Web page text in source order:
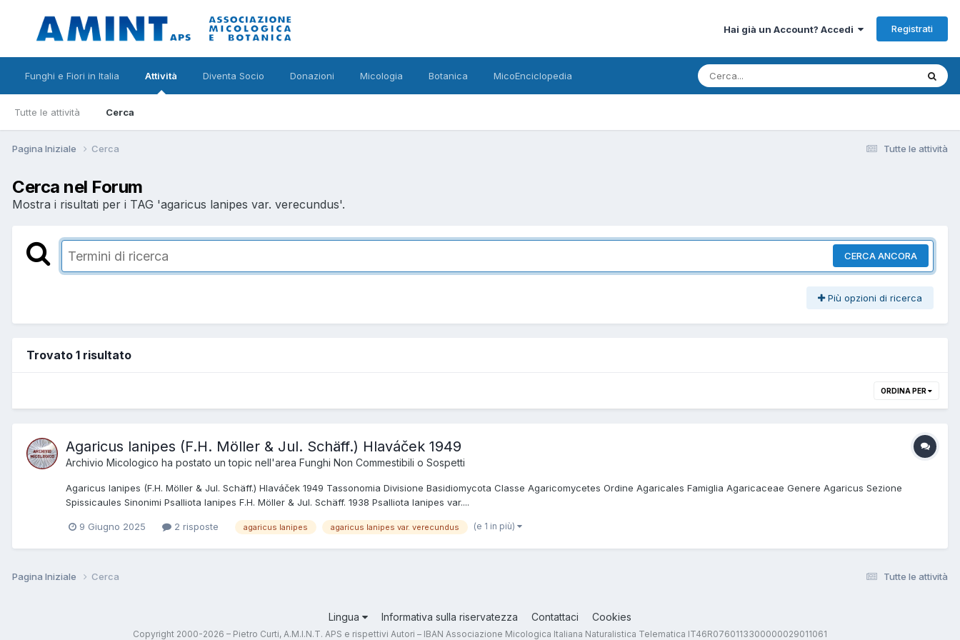
Hai già un Account? Accedi Registrati
Funghi e Fiori in Italia Attività
Tutte le attività Cerca
Diventa Socio Donazioni Micologia Botanica MicoEnciclopedia
Tutte le attività
Pagina Iniziale Cerca
Cerca nel Forum
Mostra i risultati per i TAG 'agaricus lanipes var. verecundus'.
CERCA ANCORA
Più opzioni di ricerca
Trovato 1 risultato
ORDINA PER
Agaricus lanipes (F.H. Möller & Jul. Schäff.) Hlaváček 1949
Archivio Micologico ha postato un topic nell'area Funghi Non Commestibili o Sospetti
Agaricus lanipes (F.H. Möller & Jul. Schäff.) Hlaváček 1949 Tassonomia Divisione Basidiomycota Classe Agaricomycetes Ordine Agaricales Famiglia Agaricaceae Genere Agaricus Sezione
Spissicaules Sinonimi Psalliota lanipes F.H. Möller & Jul. Schäff. 1938 Psalliota lanipes var....
9 Giugno 2025 2 risposte agaricus lanipes agaricus lanipes var. verecundus (e 1 in più)
Tutte le attività
Pagina Iniziale Cerca
Lingua Informativa sulla riservatezza Contattaci Cookies
Copyright 2000-2026 – Pietro Curti, A.M.I.N.T. APS e rispettivi Autori – IBAN Associazione Micologica Italiana Naturalistica Telematica IT46R0760113300000029011061